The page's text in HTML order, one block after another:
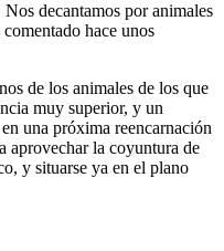
decantamos por animales
hace unos
de los animales de los que
muy superior, y un
una próxima reencarnación
aprovechar la coyuntura de
y situarse ya en el plano